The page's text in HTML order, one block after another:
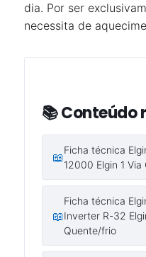
dia. Por ser
necessita de
📚 Conteúdo
📖
Ficha técnica
12000 Elgin 1 Via
📖
Ficha técnica
Inverter R-32
Quente/frio